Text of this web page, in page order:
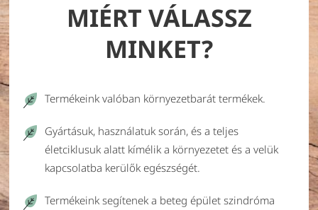
MIÉRT VÁLASSZ
MINKET?
Termékeink valóban környezetbarát termékek.
Gyártásuk, használatuk során, és a teljes
életciklusuk alatt kímélik a környezetet és a velük
kapcsolatba kerülők egészségét.
Termékeink segítenek a beteg épület szindróma